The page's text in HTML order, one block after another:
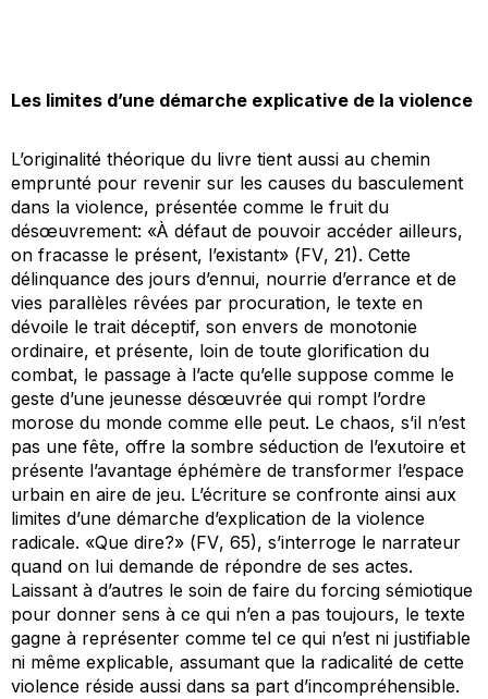
Les limites d’une démarche explicative de la violence
L’originalité théorique du livre tient aussi au chemin
emprunté pour revenir sur les causes du basculement
dans la violence, présentée comme le fruit du
désœuvrement: «À défaut de pouvoir accéder ailleurs,
on fracasse le présent, l’existant» (FV, 21). Cette
délinquance des jours d’ennui, nourrie d’errance et de
vies parallèles rêvées par procuration, le texte en
dévoile le trait déceptif, son envers de monotonie
ordinaire, et présente, loin de toute glorification du
combat, le passage à l’acte qu’elle suppose comme le
geste d’une jeunesse désœuvrée qui rompt l’ordre
morose du monde comme elle peut. Le chaos, s’il n’est
pas une fête, offre la sombre séduction de l’exutoire et
présente l’avantage éphémère de transformer l’espace
urbain en aire de jeu. L’écriture se confronte ainsi aux
limites d’une démarche d’explication de la violence
radicale. «Que dire?» (FV, 65), s’interroge le narrateur
quand on lui demande de répondre de ses actes.
Laissant à d’autres le soin de faire du forcing sémiotique
pour donner sens à ce qui n’en a pas toujours, le texte
gagne à représenter comme tel ce qui n’est ni justifiable
ni même explicable, assumant que la radicalité de cette
violence réside aussi dans sa part d’incompréhensible.